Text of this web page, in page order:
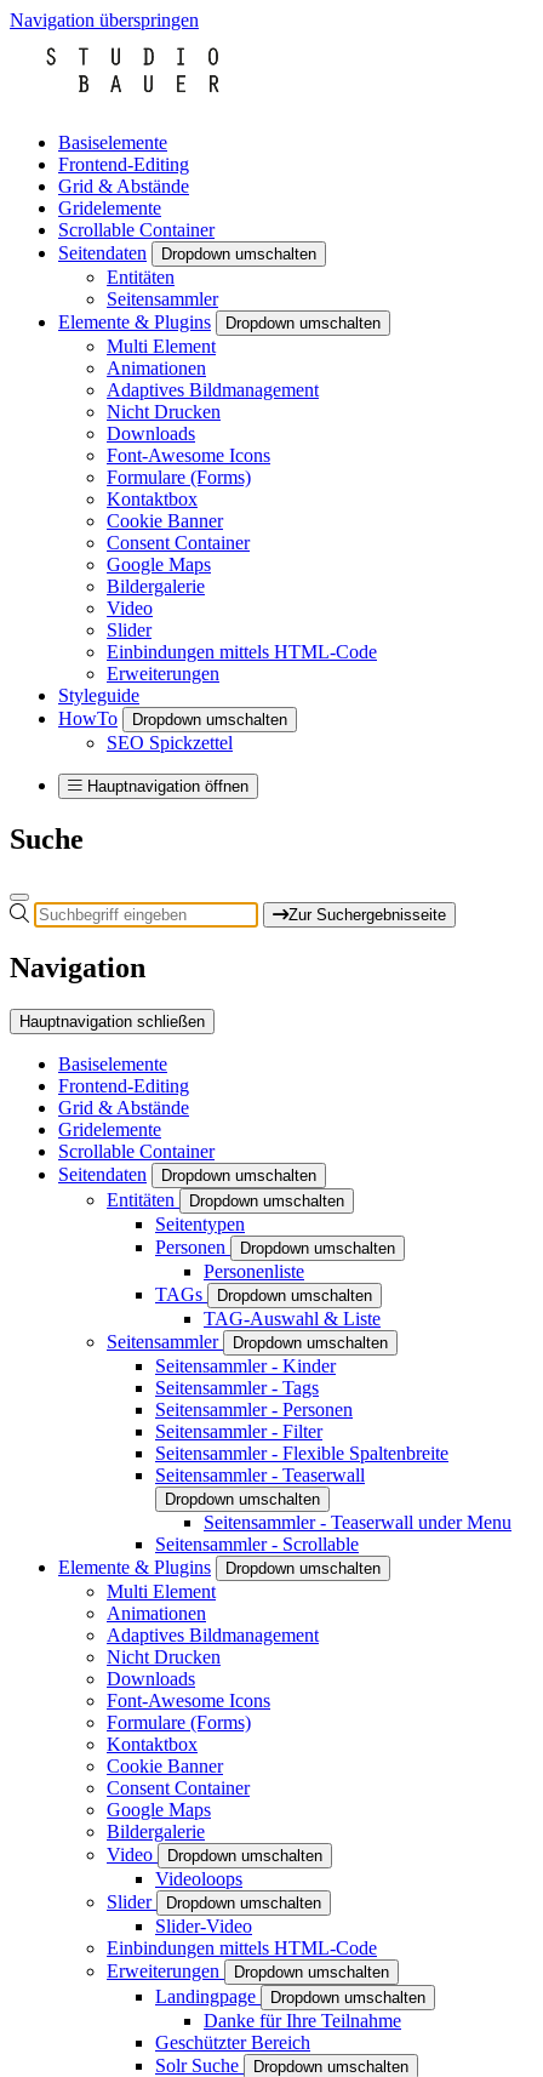
Navigation überspringen
Basiselemente
Frontend-Editing
Grid & Abstände
Gridelemente
Scrollable Container
Seitendaten
Dropdown umschalten
Entitäten
Seitensammler
Elemente & Plugins
Dropdown umschalten
Multi Element
Animationen
Adaptives Bildmanagement
Nicht Drucken
Downloads
Font-Awesome Icons
Formulare (Forms)
Kontaktbox
Cookie Banner
Consent Container
Google Maps
Bildergalerie
Video
Slider
Einbindungen mittels HTML-Code
Erweiterungen
Styleguide
HowTo
Dropdown umschalten
SEO Spickzettel
Hauptnavigation öffnen
Suche
Zur Suchergebnisseite
Navigation
Hauptnavigation schließen
Basiselemente
Frontend-Editing
Grid & Abstände
Gridelemente
Scrollable Container
Seitendaten
Dropdown umschalten
Entitäten Dropdown umschalten
Seitentypen
Personen
Dropdown umschalten
Personenliste
TAGs
Dropdown umschalten
TAG-Auswahl & Liste
Seitensammler
Dropdown umschalten
Seitensammler - Kinder
Seitensammler - Tags
Seitensammler - Personen
Seitensammler - Filter
Seitensammler - Flexible Spaltenbreite
Seitensammler - Teaserwall
Dropdown umschalten
Seitensammler - Teaserwall under Menu
Seitensammler - Scrollable
Elemente & Plugins
Dropdown umschalten
Multi Element
Animationen
Adaptives Bildmanagement
Nicht Drucken
Downloads
Font-Awesome Icons
Formulare (Forms)
Kontaktbox
Cookie Banner
Consent Container
Google Maps
Bildergalerie
Video
Dropdown umschalten
Videoloops
Slider
Dropdown umschalten
Slider-Video
Einbindungen mittels HTML-Code
Erweiterungen
Dropdown umschalten
Landingpage Dropdown umschalten
Danke für Ihre Teilnahme
Geschützter Bereich
Solr Suche
Dropdown umschalten